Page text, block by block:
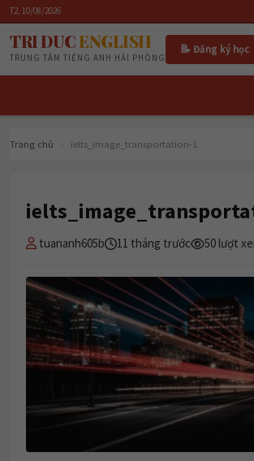
T2, 10/08/2026
TRI DUCENGLISH
TRUNG TÂM TIẾNG ANH HẢI PHÒNG
📝 Đăng ký học
Trang chủ ielts_image_transportation-1
tuananh605b 11 tháng trước 50 lượt